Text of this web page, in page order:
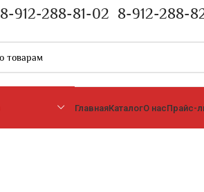
8-912-288-81-02 8-912-288-
ГлавнаяКаталогО насПрайс-